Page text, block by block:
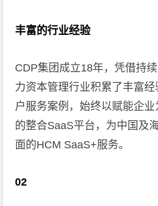
丰富的行业经验
CDP集团成立18年，凭借持
力资本管理行业积累了丰富
户服务案例，始终以赋能企
的整合SaaS平台，为中国及
面的HCM SaaS+服务。
02